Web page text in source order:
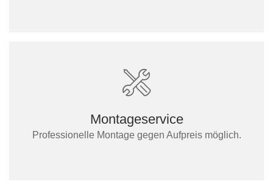
Montageservice
Professionelle Montage gegen Aufpreis möglich.